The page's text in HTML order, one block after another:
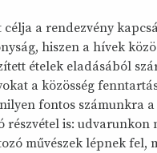
célja a rendezvény
hiszen a hívek
ételek eladásából
a közösség
fontos számunkra
is: udvarunkon
művészek lépnek fel,